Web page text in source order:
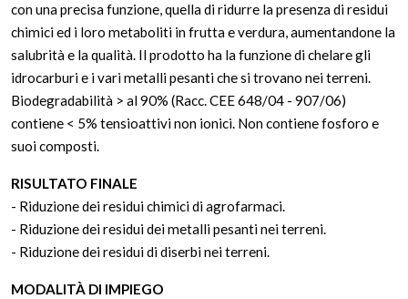
con una precisa funzione, quella di ridurre la presenza di residui
chimici ed i loro metaboliti in frutta e verdura, aumentandone la
salubrità e la qualità. Il prodotto ha la funzione di chelare gli
idrocarburi e i vari metalli pesanti che si trovano nei terreni.
Biodegradabilità > al 90% (Racc. CEE 648/04 - 907/06)
contiene < 5% tensioattivi non ionici. Non contiene fosforo e
suoi composti.
RISULTATO FINALE
- Riduzione dei residui chimici di agrofarmaci.
- Riduzione dei residui dei metalli pesanti nei terreni.
- Riduzione dei residui di diserbi nei terreni.
MODALITÀ DI IMPIEGO